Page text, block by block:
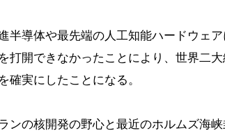
半導体や最先端の​​人工知能ハードウェ
打開できなかったことにより、世界二
確実にしたことになる。
ンの核開発の野心と最近のホルムズ海